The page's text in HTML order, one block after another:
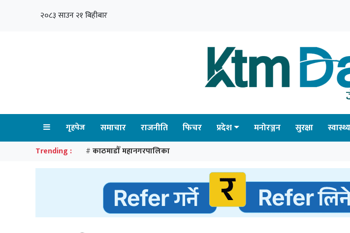
२०८३ साउन २१ बिहीबार
गृहपेज समाचार राजनीति फिचर प्रदेश मनोरञ्जन सुरक्षा स्वास्थ्य
Trending : # काठमाडौँ महानगरपालिका